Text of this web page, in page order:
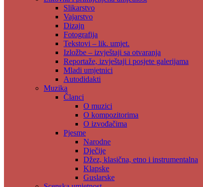
Slikarstvo
Vajarstvo
Dizajn
Fotografija
Tekstovi – lik. umjet.
Izložbe – izvještaji sa otvaranja
Reportaže, izvještaji i posjete galerijama
Mladi umjetnici
Autodidakti
Muzika
Članci
O muzici
O kompozitorima
O izvođačima
Pjesme
Narodne
Dječije
Džez, klasična, etno i instrumentalna
Klapske
Guslarske